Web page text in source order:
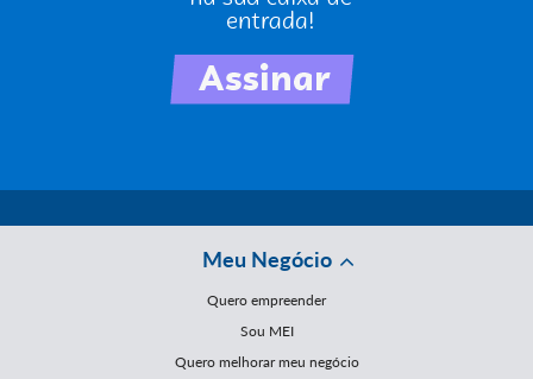
Meu Negócio
Quero empreender
Sou MEI
Quero melhorar meu negócio